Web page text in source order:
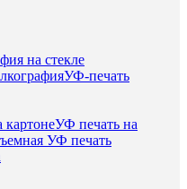
на стекле
УФ-печать
картонеУФ печать на
УФ печать